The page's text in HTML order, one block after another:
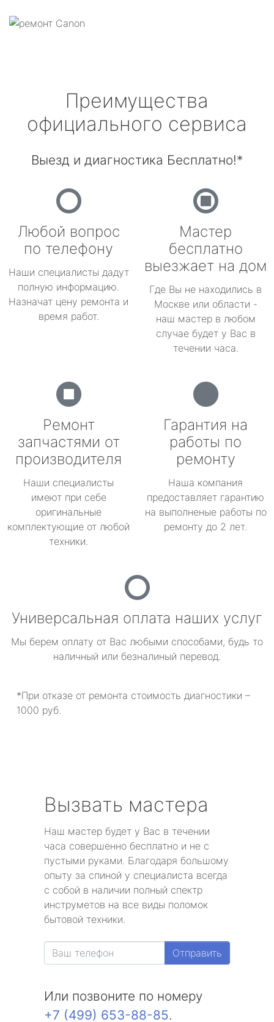
Преимущества
официального сервиса
Выезд и диагностика Бесплатно!*
Любой вопрос
по телефону
Наши специалисты дадут
полную информацию.
Назначат цену ремонта и
время работ.
Мастер
бесплатно
выезжает на дом
Где Вы не находились в
Москве или области -
наш мастер в любом
случае будет у Вас в
течении часа.
Ремонт
запчастями от
производителя
Наши специалисты
имеют при себе
оригинальные
комплектующие от любой
техники.
Гарантия на
работы по
ремонту
Наша компания
предоставляет гарантию
на выполненые работы по
ремонту до 2 лет.
Универсальная оплата наших услуг
Мы берем оплату от Вас любыми способами, будь то
наличный или безналиный перевод.
*При отказе от ремонта стоимость диагностики –
1000 руб.
Вызвать мастера
Наш мастер будет у Вас в течении
часа совершенно бесплатно и не с
пустыми руками. Благодаря большому
опыту за спиной у специалиста всегда
с собой в наличии полный спектр
инструметов на все виды поломок
бытовой техники.
Отправить
Или позвоните по номеру
+7 (499) 653-88-85.